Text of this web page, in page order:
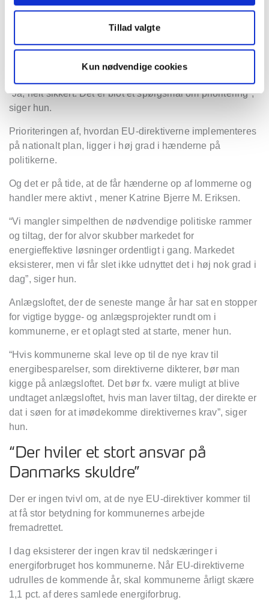
Tillad valgte
Kun nødvendige cookies
2030 og 2035 venter lige rundt om hjørnet. Alligevel tøver
Katrine Bjerre M. Eriksen ikke med at svare p
direktiverne nu også kan nås.
“Ja, helt sikkert. Det er blot et spørgsmål om prioritering”,
siger hun.
Prioriteringen af, hvordan EU-direktiverne implementeres
på nationalt plan, ligger i høj grad i hænderne på
politikerne.
Og det er påtide, at de får hænderne op af lommerne og
handler mere aktivt , mener Katrine Bjerre M. Eriksen.
“Vi mangler simpelthen de nødvendige politiske rammer
og tiltag, der for alvor skubber markedet for
energieffektive l øsninger ordentligt i gang. Markedet
eksisterer, men vi får slet ikke udnyttet det i høj nok grad i
dag”, siger hun.
Anlægsloftet, der de seneste mange år har sat en stopper
for vigtige bygge- og anlægsprojekter rundt om i
kommunerne, er et oplagt sted at starte, mener hun.
“Hvis kommunerne skal leve op til de nye krav til
energibesparelser, som direktiverne dikterer, bør man
kigge på anl ægsloftet. Det bør fx. være muligt at blive
undtaget anlægsloftet, hvis man laver tiltag, der direkte er
dat i søen for at imødekomme direktivernes krav”, siger
hun.
“Der hviler et stort ansvar på
Danmarks skuldre”
Der er ingen tvivl om, at de nye EU-direktiver kommer til
at få stor betydning for kommunernes arbejde
fremadrettet.
I dag eksisterer der ingen krav til nedskæringer i
energiforbruget hos kommunerne. Når EU-direktiverne
udrulles de kommende år, skal kommunerne årligt skære
1,1 pct. af deres samlede energiforbrug.